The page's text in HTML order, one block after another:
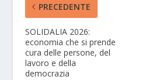
PRECEDENTE
SOLIDALIA 2026:
economia che si prende
cura delle persone, del
lavoro e della
democrazia